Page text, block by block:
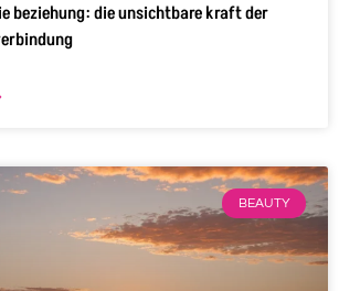
beziehung: die unsichtbare kraft der
BEAUTY